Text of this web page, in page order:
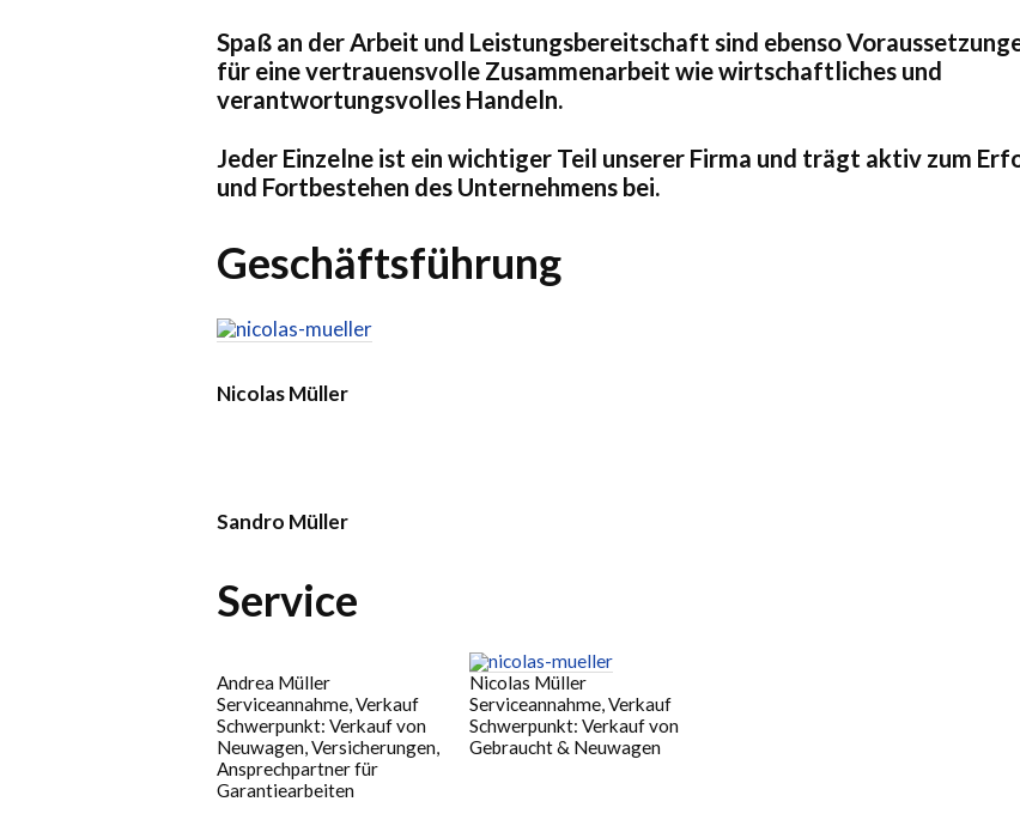
Spaß an der Arbeit und Leistungsbereitschaft sind ebenso
für eine vertrauensvolle Zusammenarbeit wie wirtschaftliches und
verantwortungsvolles Handeln.
Jeder Einzelne ist ein wichtiger Teil unserer Firma und trägt aktiv zum
und Fortbestehen des Unternehmens bei.
Geschäftsführung
Nicolas Müller
Sandro Müller
Service
Andrea Müller
Serviceannahme, Verkauf
Schwerpunkt: Verkauf von
Neuwagen, Versicherungen,
Ansprechpartner für
Garantiearbeiten
Nicolas Müller
Serviceannahme, Verkauf
Schwerpunkt: Verkauf von
Gebraucht & Neuwagen